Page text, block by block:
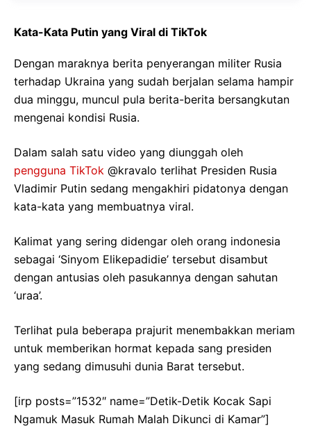
Kata-Kata Putin yang Viral di TikTok
Dengan maraknya berita penyerangan militer Rusia
terhadap Ukraina yang sudah berjalan selama hampir
dua minggu, muncul pula berita-berita bersangkutan
mengenai kondisi Rusia.
Dalam salah satu video yang diunggah oleh
pengguna TikTok @kravalo terlihat Presiden Rusia
Vladimir Putin sedang mengakhiri pidatonya dengan
kata-kata yang membuatnya viral.
Kalimat yang sering didengar oleh orang indonesia
sebagai ‘Sinyom Elikepadidie’ tersebut disambut
dengan antusias oleh pasukannya dengan sahutan
‘uraa’.
Terlihat pula beberapa prajurit menembakkan meriam
untuk memberikan hormat kepada sang presiden
yang sedang dimusuhi dunia Barat tersebut.
[irp posts=”1532″ name=”Detik-Detik Kocak Sapi
Ngamuk Masuk Rumah Malah Dikunci di Kamar”]